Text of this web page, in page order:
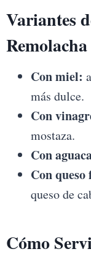
Variantes
Remolacha
Con miel:
más dulce.
Con
mostaza.
Con
Con queso
queso de
Cómo